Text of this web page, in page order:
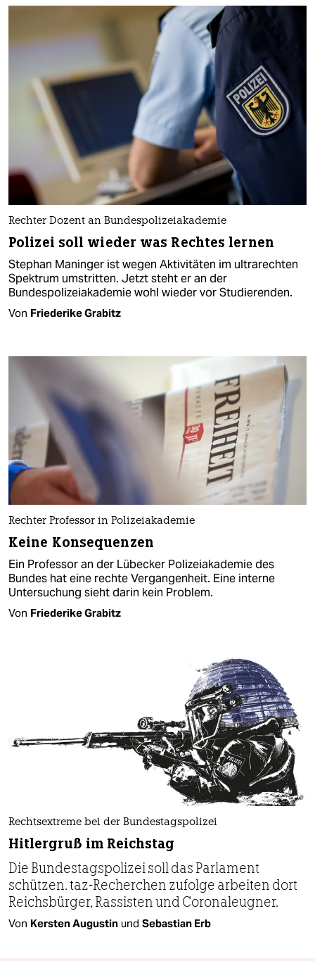
Rechter Dozent an Bundespolizeiakademie
Po­li­zei soll wieder was Rechtes lernen
Stephan Maninger ist wegen Aktivitäten im ultrarechten
Spektrum umstritten. Jetzt steht er an der
Bundespolizeiakademie wohl wieder vor Studierenden.
Von Friederike Grabitz
Rechter Professor in Polizeiakademie
Keine Konsequenzen
Ein Professor an der Lübecker Polizeiakademie des
Bundes hat eine rechte Vergangenheit. Eine interne
Untersuchung sieht darin kein Problem.
Von Friederike Grabitz
Rechtsextreme bei der Bundestagspolizei
Hitlergruß im Reichstag
Die Bundestagspolizei soll das Parlament
schützen. taz-Recherchen zufolge arbeiten dort
Reichsbürger, Rassisten und Coronaleugner.
Von Kersten Augustin und Sebastian Erb